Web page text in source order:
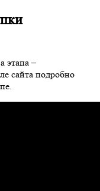
этапа –
сайта подробно